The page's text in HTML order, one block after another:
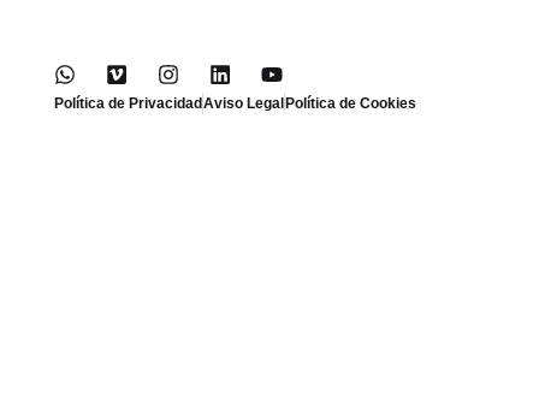
Política de PrivacidadAviso LegalPolítica de Cookies